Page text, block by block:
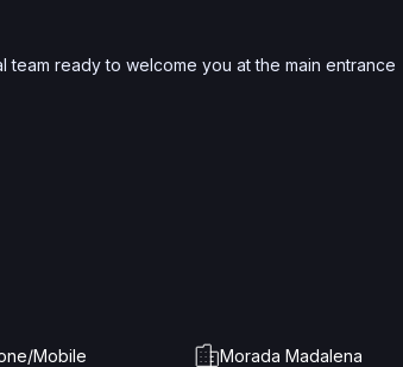
team ready to welcome you at the main entrance
Mobile Morada Madalena